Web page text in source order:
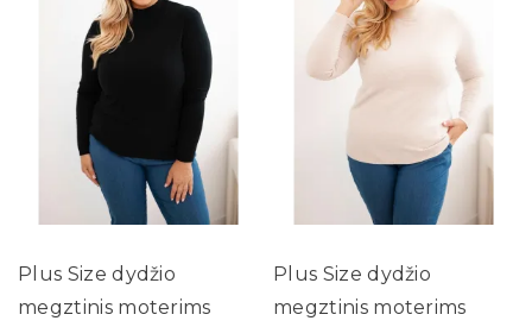
Plus Size dydžio
megztinis moterims
Plus Size dydžio
megztinis moterims